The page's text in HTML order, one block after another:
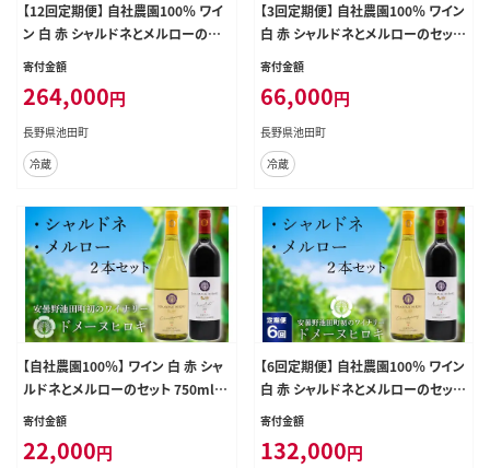
【12回定期便】 自社農園100％ ワイ
ン 白 赤 シャルドネとメルローのセ
ット 750ml×2本 12回 総計 18000
ml [ヴィニョブル安曇野（ドメーヌ・
ヒロキ） 長野県 池田町 48110825]
白ワイン 赤ワイン お酒 酒
寄付金額
264,000円
長野県池田町
冷蔵
【3回定期便】 自社農園100％ ワイン
白 赤 シャルドネとメルローのセット
750ml×2本 3回 総計4500ml [ヴ
ィニョブル安曇野（ドメーヌ・ヒロキ）
長野県 池田町 48110823] 白ワイン
赤ワイン お酒 酒
寄付金額
66,000円
長野県池田町
冷蔵
【自社農園100％】 ワイン 白 赤 シャ
ルドネとメルローのセット 750ml×
2本 [ヴィニョブル安曇野（ドメーヌ・
白ワイン 赤ワイン お酒 酒
寄付金額
22,000円
【6回定期便】 自社農園100％ ワイン
白 赤 シャルドネとメルローのセット
750ml×2本 6回 総計9000ml [ヴ
長野県 池田町 48110824] 白ワイン
寄付金額
132,000円